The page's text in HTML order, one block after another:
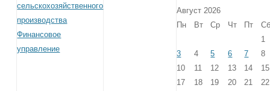
сельскохозяйственного
производства
Финансовое
управление
Август 2026
Пн
Вт Ср Чт Пт
1
3
4 5 6 7
8
10
11 12 13 14
15
17
18 19 20 21
22